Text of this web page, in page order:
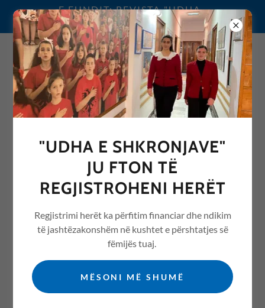
E FUNDIT: REVISTA "UDHA
E SHKRONJAVE" 2026
0692076068
REVISTA "UDHA E
SHKRONJAVE" ME ARTIKUJ
NGA ARSIMI /EDUCATION
All Posts
"UDHA E SHKRONJAVE"
JU FTON TË
REGJISTROHENI HERËT
Regjistrimi herët ka përfitim financiar dhe ndikim
të jashtëzakonshëm në kushtet e përshtatjes së
fëmijës tuaj.
MËSONI MË SHUMË